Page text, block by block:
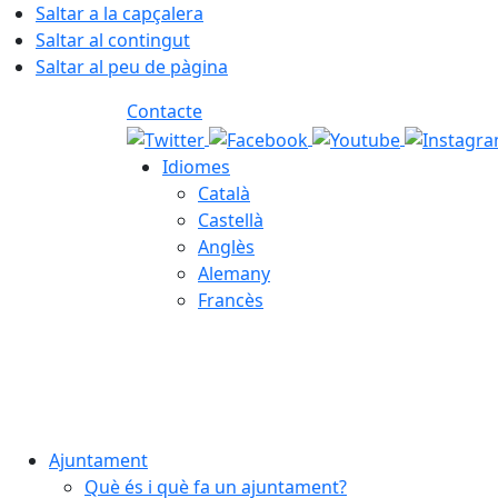
Saltar a la capçalera
Saltar al contingut
Saltar al peu de pàgina
Contacte
Idiomes
Català
Castellà
Anglès
Alemany
Francès
Ajuntament
Què és i què fa un ajuntament?